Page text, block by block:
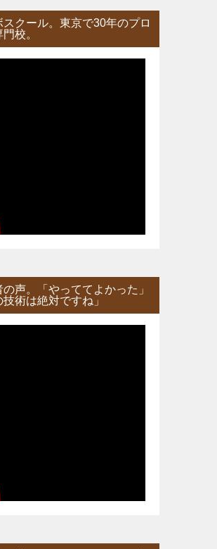
スクール。東京で30年のプロ
校。
の声。「やっててよかった」
技術は絶対ですね」